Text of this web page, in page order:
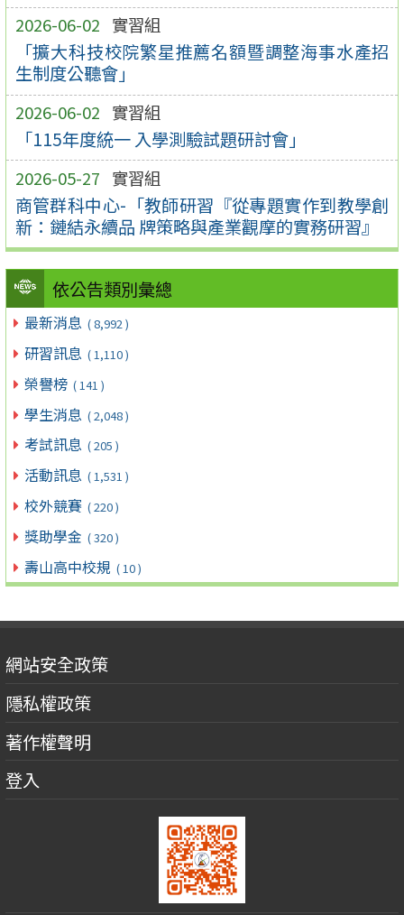
2026-06-02 實習組
「擴大科技校院繁星推薦名額暨調整海事水產招
生制度公聽會」
2026-06-02 實習組
「115年度統一 入學測驗試題研討會」
2026-05-27 實習組
商管群科中心-「教師研習『從專題實作到教學創
新：鏈結永續品 牌策略與產業觀摩的實務研習』
依公告類別彙總
最新消息 ( 8,992 )
研習訊息 ( 1,110 )
榮譽榜 ( 141 )
學生消息 ( 2,048 )
考試訊息 ( 205 )
活動訊息 ( 1,531 )
校外競賽 ( 220 )
獎助學金 ( 320 )
壽山高中校規 ( 10 )
網站安全政策
隱私權政策
著作權聲明
登入